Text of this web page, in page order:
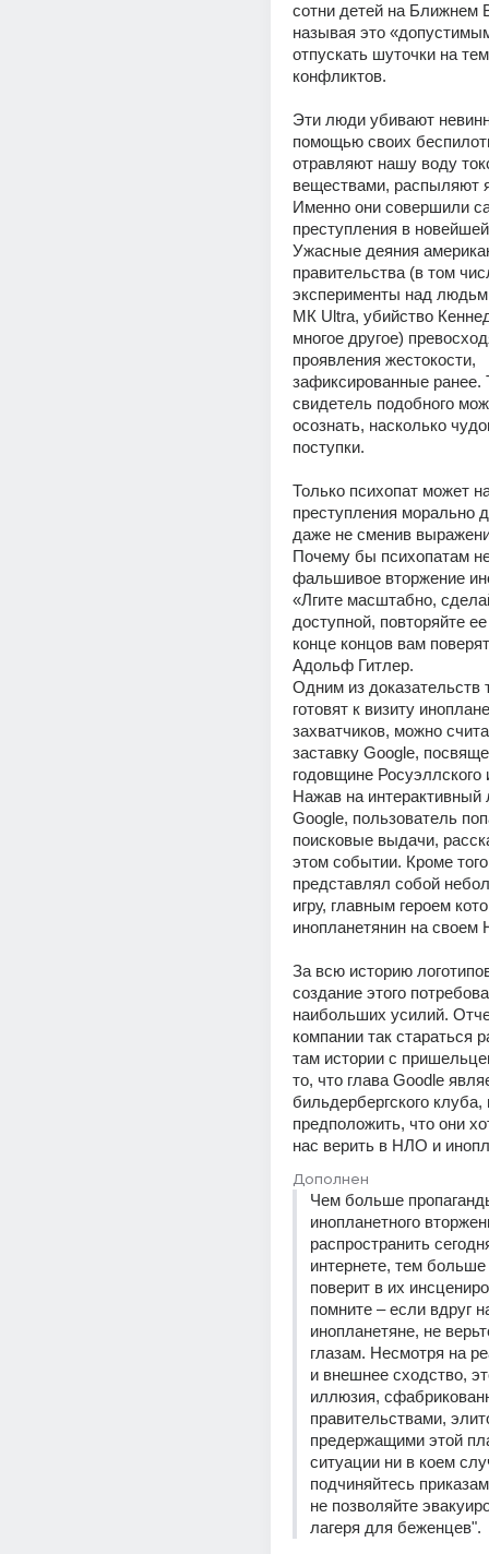
сотни детей на Ближнем
называя это
отпускать шуточки на
конфликтов.
Эти люди убивают
помощью своих
отравляют нашу воду
веществами, распыляют
Именно они совершили
преступления в
Ужасные деяния
правительства (в том
эксперименты над
МК Ultra, убийство
многое другое)
проявления жестокости,
зафиксированные ранее.
свидетель подобного
осознать, насколько
поступки.
Только психопат может
преступления морально
даже не сменив
Почему бы психопатам
фальшивое вторжение
«Лгите масштабно,
доступной, повторяйте
конце концов вам
Адольф Гитлер.
Одним из доказательств
готовят к визиту
захватчиков, можно
заставку Google,
годовщине Росуэллского
Нажав на интерактивный
Google, пользователь
поисковые выдачи,
этом событии. Кроме
представлял собой
игру, главным героем
инопланетянин на
За всю историю
создание этого
наибольших усилий.
компании так стараться
там истории с
то, что глава Goodle
бильдербергского
предположить, что они
нас верить в НЛО и
Дополнен
Чем больше
инопланетного
распространить
интернете, тем
поверит в их
помните – если вдруг
инопланетяне, не
глазам. Несмотря на
и внешнее сходство,
иллюзия,
правительствами,
предержащими этой
ситуации ни в коем
подчиняйтесь
не позволяйте
лагеря для беженцев".